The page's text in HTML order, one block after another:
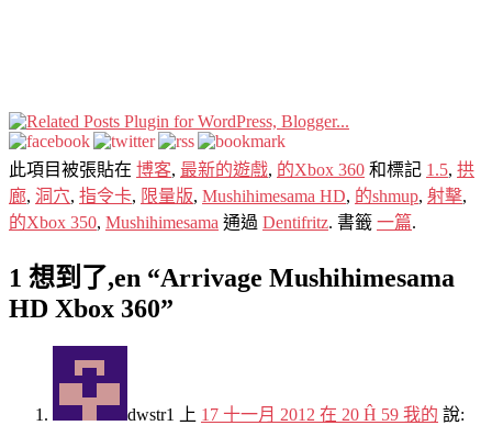
此項目被張貼在 博客, 最新的遊戲, 的Xbox 360 和標記 1.5, 拱
廊, 洞穴, 指令卡, 限量版, Mushihimesama HD, 的shmup, 射擊,
的Xbox 350, Mushihimesama 通過 Dentifritz. 書籤 一篇.
1 想到了,en “Arrivage Mushihimesama
HD Xbox 360”
dwstr1 上 17 十一月 2012 在 20 Ĥ 59 我的 說: